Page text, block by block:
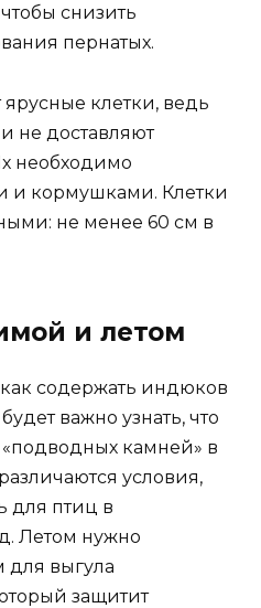
снизить
пернатых.
клетки, ведь
не доставляют
необходимо
и кормушками. Клетки
не менее 60 см в
и летом
как содержать индюков
важно узнать, что
«подводных камней» в
условия,
для птиц в
Летом нужно
для выгула
защитит